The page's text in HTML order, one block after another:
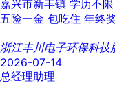
嘉兴市新丰镇 学历不限
五险一金 包吃住 年终
浙江丰川电子环保科技
2026-07-14
总经理助理